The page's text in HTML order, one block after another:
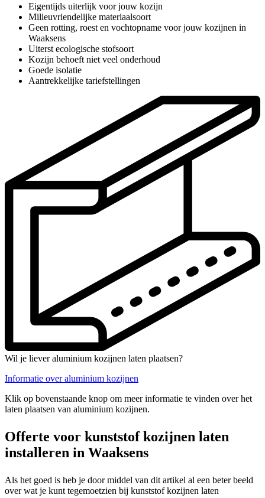
Eigentijds uiterlijk voor jouw kozijn
Milieuvriendelijke materiaalsoort
Geen rotting, roest en vochtopname voor jouw kozijnen in
Waaksens
Uiterst ecologische stofsoort
Kozijn behoeft niet veel onderhoud
Goede isolatie
Aantrekkelijke tariefstellingen
Wil je liever aluminium kozijnen laten plaatsen?
Informatie over aluminium kozijnen
Klik op bovenstaande knop om meer informatie te vinden over het
laten plaatsen van aluminium kozijnen.
Offerte voor kunststof kozijnen laten
installeren in Waaksens
Als het goed is heb je door middel van dit artikel al een beter beeld
over wat je kunt tegemoetzien bij kunststof kozijnen laten